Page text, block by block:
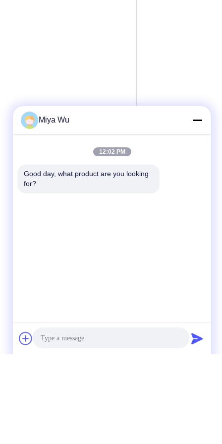
Miya Wu
12:02 PM
Good day, what product are you looking
for?